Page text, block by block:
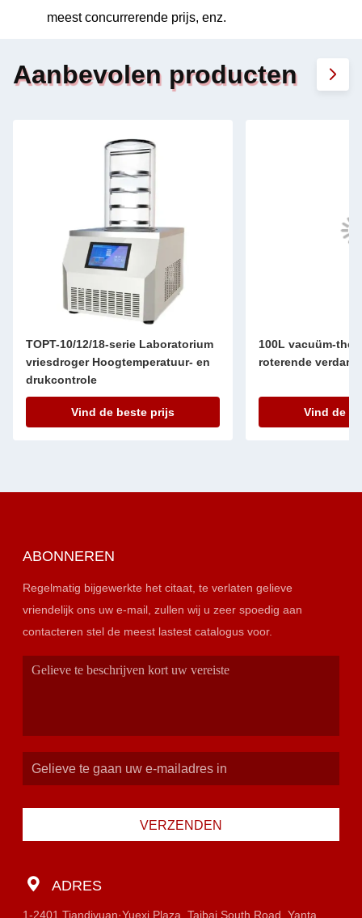
meest concurrerende prijs, enz.
Aanbevolen producten
TOPT-10/12/18-serie Laboratorium
vriesdroger Hoogtemperatuur- en
drukcontrole
Vind de beste prijs
100L vacuüm-
roterende
Vind de
ABONNEREN
Regelmatig bijgewerkte het citaat, te verlaten gelieve
vriendelijk ons uw e-mail, zullen wij u zeer spoedig aan
contacteren stel de meest lastest catalogus voor.
VERZENDEN
ADRES
1-2401 Tiandiyuan·Yuexi Plaza, Taibai South Road, Yanta